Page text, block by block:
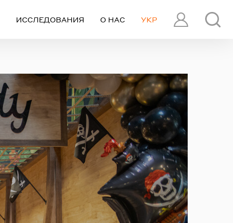
ПРОФИЛЬ
УКР
ИССЛЕДОВАНИЯ О НАС